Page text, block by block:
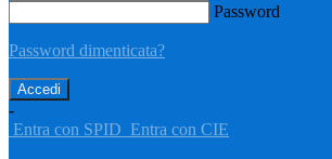
Password
Password dimenticata?
-
Entra con SPID Entra con CIE